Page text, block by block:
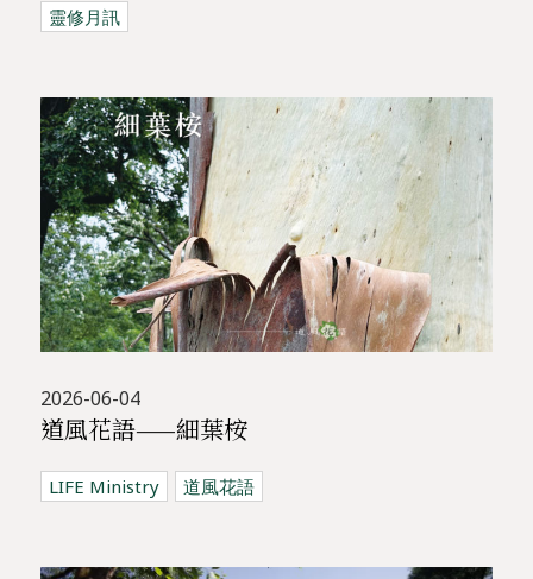
靈修月訊
2026-06-04
道風花語——細葉桉
LIFE Ministry 道風花語